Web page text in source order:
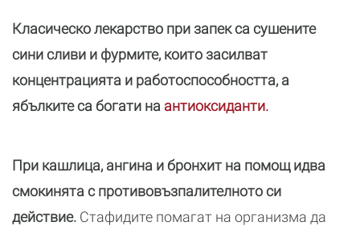
Класическо лекарство при запек са сушените
сини сливи и фурмите, които засилват
концентрацията и работоспособността, а
ябълките са богати на антиоксиданти.
При кашлица, ангина и бронхит на помощ идва
смокинята с противовъзпалителното си
действие. Стафидите помагат на организма да